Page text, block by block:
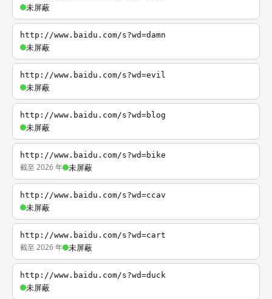
未屏蔽
http://www.baidu.com/s?wd=damn
未屏蔽
http://www.baidu.com/s?wd=evil
未屏蔽
http://www.baidu.com/s?wd=blog
未屏蔽
http://www.baidu.com/s?wd=bike
截至 2026 年 未屏蔽
http://www.baidu.com/s?wd=ccav
未屏蔽
http://www.baidu.com/s?wd=cart
截至 2026 年 未屏蔽
http://www.baidu.com/s?wd=duck
未屏蔽